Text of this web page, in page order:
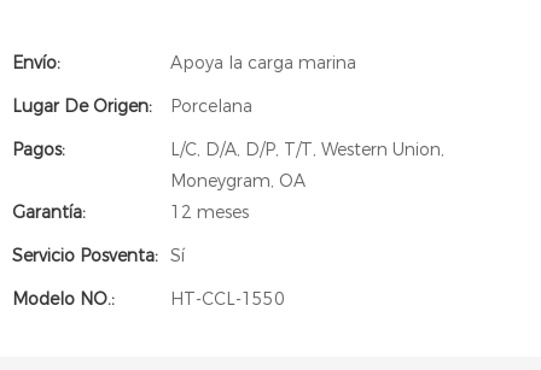
Envío:
Apoya la carga marina
Lugar De Origen:
Porcelana
Pagos:
L/C, D/A, D/P, T/T, Western Union,
Moneygram, OA
Garantía:
12 meses
Servicio Posventa: Sí
Modelo NO.:
HT-CCL-1550